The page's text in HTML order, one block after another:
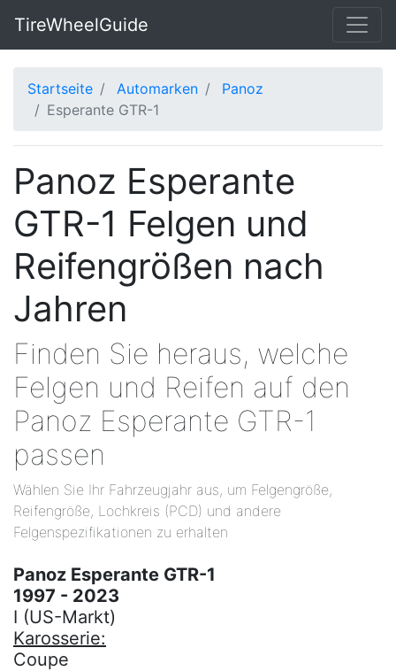
TireWheelGuide
Startseite Automarken
Panoz
Esperante GTR-1
Panoz Esperante
GTR-1 Felgen und
Reifengrößen nach
Jahren
Finden Sie heraus, welche
Felgen und Reifen auf den
Panoz Esperante GTR-1
passen
Wählen Sie Ihr Fahrzeugjahr aus, um Felgengröße,
Reifengröße, Lochkreis (PCD) und andere
Felgenspezifikationen zu erhalten
Panoz Esperante GTR-1
1997 - 2023
I (US-Markt)
Karosserie:
Coupe